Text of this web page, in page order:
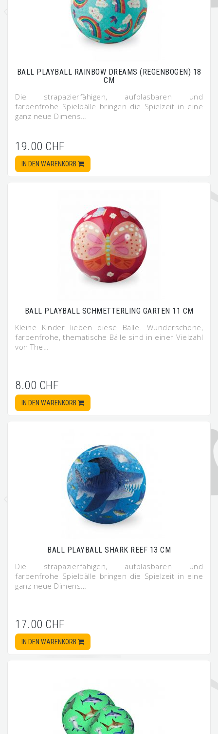
BALL PLAYBALL RAINBOW DREAMS (REGENBOGEN) 18
CM
Die strapazierfähigen, aufblasbaren und
farbenfrohe Spielbälle bringen die Spielzeit in eine
ganz neue Dimens…
19.00 CHF
IN DEN WARENKORB
BALL PLAYBALL SCHMETTERLING GARTEN 11 CM
Kleine Kinder lieben diese Bälle. Wunderschöne,
farbenfrohe, thematische Bälle sind in einer Vielzahl
von The…
8.00 CHF
IN DEN WARENKORB
BALL PLAYBALL SHARK REEF 13 CM
Die strapazierfähigen, aufblasbaren und
farbenfrohe Spielbälle bringen die Spielzeit in eine
ganz neue Dimens…
17.00 CHF
IN DEN WARENKORB